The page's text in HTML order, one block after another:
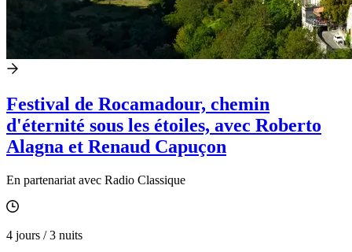
Festival de Rocamadour, chemin
d'éternité sous les étoiles, avec Roberto
Alagna et Renaud Capuçon
En partenariat avec Radio Classique
4 jours / 3 nuits